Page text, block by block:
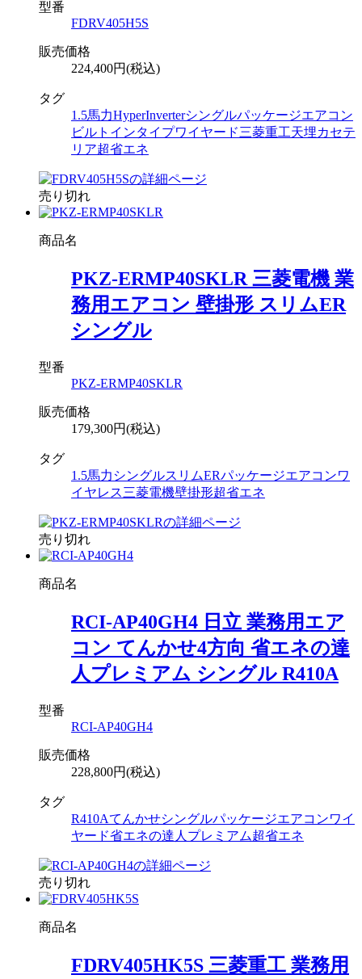
型番
FDRV405H5S
販売価格
224,400円(税込)
タグ
1.5馬力HyperInverterシングルパッケージエアコン
ビルトインタイプワイヤード三菱重工天埋カセテ
リア超省エネ
売り切れ
商品名
PKZ-ERMP40SKLR 三菱電機 業
務用エアコン 壁掛形 スリムER
シングル
型番
PKZ-ERMP40SKLR
販売価格
179,300円(税込)
タグ
1.5馬力 シングルスリムERパッケージエアコンワ
イヤレス三菱電機壁掛形超省エネ
売り切れ
商品名
RCI-AP40GH4 日立 業務用エア
コン てんかせ4方向 省エネの達
人プレミアム シングル R410A
型番
RCI-AP40GH4
販売価格
228,800円(税込)
タグ
R410Aてんかせシングルパッケージエアコンワイ
ヤード省エネの達人プレミアム超省エネ
売り切れ
商品名
FDRV405HK5S 三菱重工 業務用